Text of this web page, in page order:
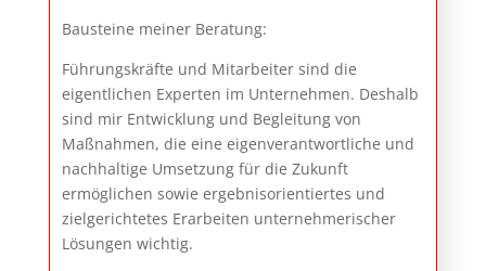
Bausteine meiner Beratung:
Führungskräfte und Mitarbeiter sind die
eigentlichen Experten im Unternehmen. Deshalb
sind mir Entwicklung und Begleitung von
Maßnahmen, die eine eigenverantwortliche und
nachhaltige Umsetzung für die Zukunft
ermöglichen sowie ergebnisorientiertes und
zielgerichtetes Erarbeiten unternehmerischer
Lösungen wichtig.